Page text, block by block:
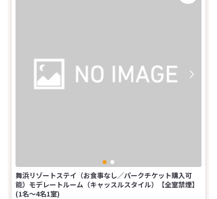
舞浜リゾートステイ（お食事なし／パークチケット購入可
能）モデレートルーム（キャッスルスタイル）【全室禁煙】
(1名～4名1室)